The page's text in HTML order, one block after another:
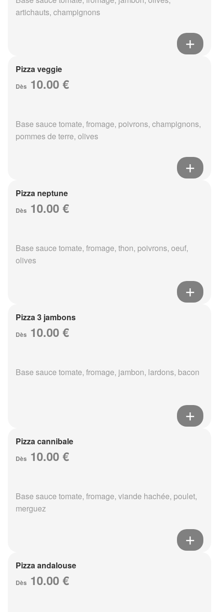
artichauts, champignons
Pizza veggie
Dès 10.00 €
Base sauce tomate, fromage, poivrons, champignons,
pommes de terre, olives
Pizza neptune
Dès 10.00 €
Base sauce tomate, fromage, thon, poivrons, oeuf,
olives
Pizza 3 jambons
Dès 10.00 €
Base sauce tomate, fromage, jambon, lardons, bacon
Pizza cannibale
Dès 10.00 €
Base sauce tomate, fromage, viande hachée, poulet,
merguez
Pizza andalouse
Dès 10.00 €